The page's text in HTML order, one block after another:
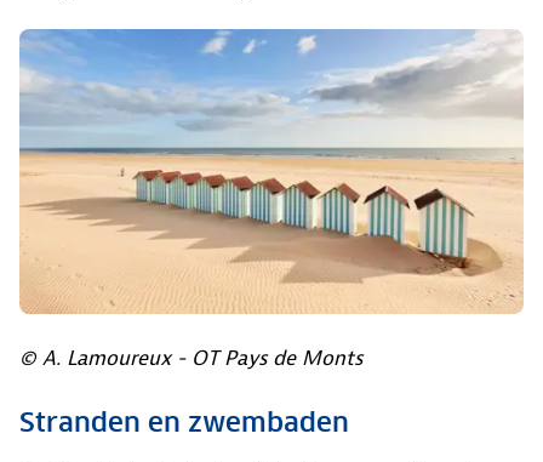
© A. Lamoureux - OT Pays de Monts
Stranden en zwembaden